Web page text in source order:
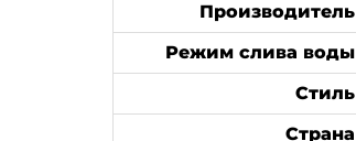
Производитель
Режим слива воды
Стиль
Страна